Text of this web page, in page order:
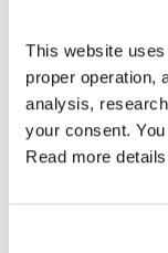
This website
proper operation,
analysis,
your consent.
Read more
מוזמנים לקחת פסק